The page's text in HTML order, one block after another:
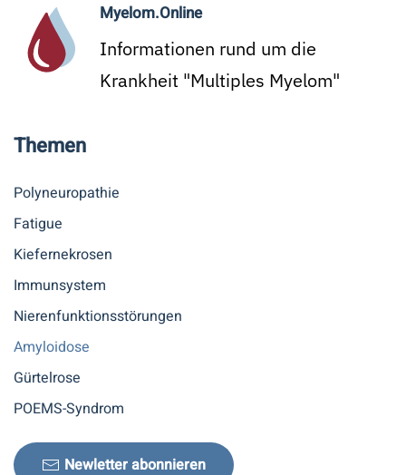
Myelom.Online
Informationen rund um die
Krankheit "Multiples Myelom"
Themen
Polyneuropathie
Fatigue
Kiefernekrosen
Immunsystem
Nierenfunktionsstörungen
Amyloidose
Gürtelrose
POEMS-Syndrom
Newletter abonnieren